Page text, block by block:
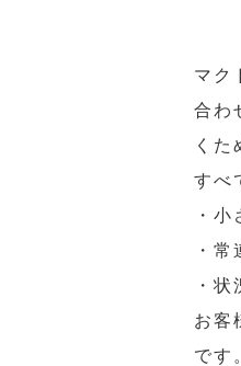
マク
合わ
くた
すべ
・
・
・
お客
です